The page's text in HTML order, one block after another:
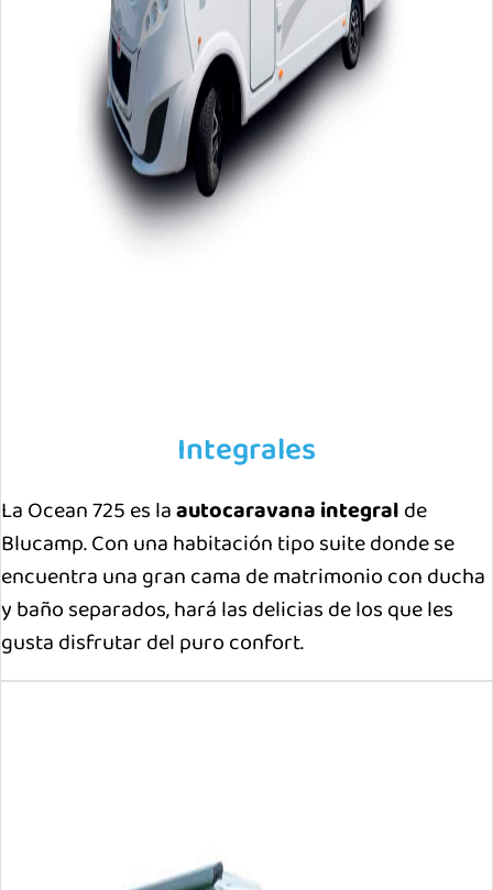
Integrales
La Ocean 725 es laautocaravana integral de
Blucamp. Con una habitación tipo suite donde se
encuentra una gran cama de matrimonio con ducha
y baño separados, hará las delicias de los que les
gusta disfrutar del puro confort.